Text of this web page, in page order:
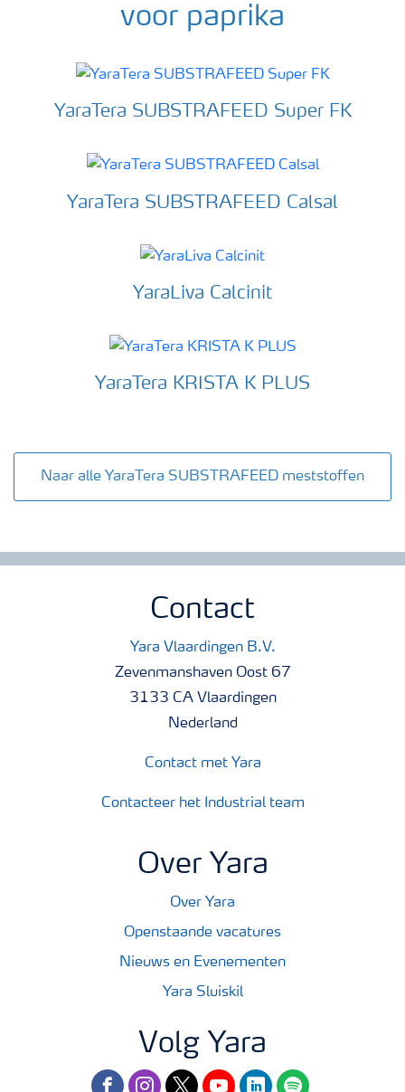
voor paprika
YaraTera SUBSTRAFEED Super FK
YaraTera SUBSTRAFEED Calsal
YaraLiva Calcinit
YaraTera KRISTA K PLUS
Naar alle YaraTera SUBSTRAFEED meststoffen
Contact
Yara Vlaardingen B.V.
Zevenmanshaven Oost 67
3133 CA Vlaardingen
Nederland
Contact met Yara
Contacteer het Industrial team
Over Yara
Over Yara
Openstaande vacatures
Nieuws en Evenementen
Yara Sluiskil
Volg Yara
facebookinstagram
twitteryoutubelinkedinspotify